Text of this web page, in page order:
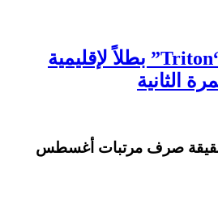
بالعلامة الكاملة.. “Triton” بطلاً لإقليمية
الثانية
حقيقة صرف مرتبات أغسطس